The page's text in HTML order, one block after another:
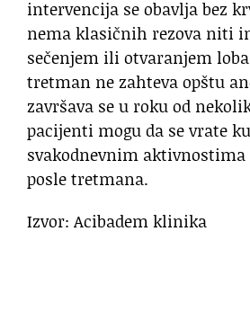
intervencija se obavlja bez
nema klasičnih rezova niti
sečenjem ili otvaranjem
tretman ne zahteva opštu
završava se u roku od
pacijenti mogu da se vrate
svakodnevnim aktivnostima
posle tretmana.
Izvor: Acibadem klinika